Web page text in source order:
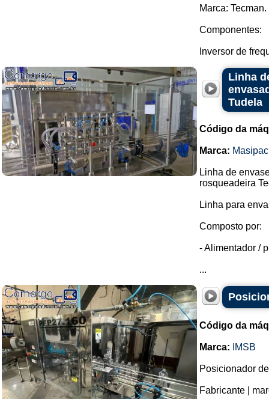
Marca: Tecman.
Componentes:
Inversor de
Linha
Tudela
Código da
Marca:
Linha de
rosqueadeira
Linha para
Composto por:
- Alimentador /
...
Código da
Marca: IMSB
Posicionador
Fabricante |